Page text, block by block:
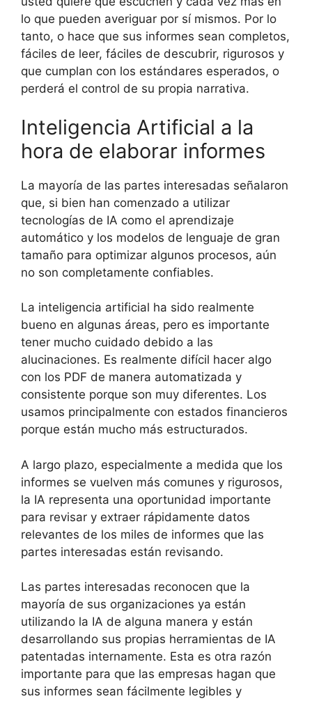
lo que pueden averiguar por sí mismos. Por lo
tanto, o hace que sus informes sean completos,
fáciles de leer, fáciles de descubrir, rigurosos y
que cumplan con los estándares esperados, o
perderá el control de su propia narrativa.
Inteligencia Artificial a la
hora de elaborar informes
La mayoría de las partes interesadas señalaron
que, si bien han comenzado a utilizar
tecnologías de IA como el aprendizaje
automático y los modelos de lenguaje de gran
tamaño para optimizar algunos procesos, aún
no son completamente confiables.
La inteligencia artificial ha sido realmente
bueno en algunas áreas, pero es importante
tener mucho cuidado debido a las
alucinaciones. Es realmente difícil hacer algo
con los PDF de manera automatizada y
consistente porque son muy diferentes. Los
usamos principalmente con estados financieros
porque están mucho más estructurados.
A largo plazo, especialmente a medida que los
informes se vuelven más comunes y rigurosos,
la IA representa una oportunidad importante
para revisar y extraer rápidamente datos
relevantes de los miles de informes que las
partes interesadas están revisando.
Las partes interesadas reconocen que la
mayoría de sus organizaciones ya están
utilizando la IA de alguna manera y están
desarrollando sus propias herramientas de IA
patentadas internamente. Esta es otra razón
importante para que las empresas hagan que
sus informes sean fácilmente legibles y